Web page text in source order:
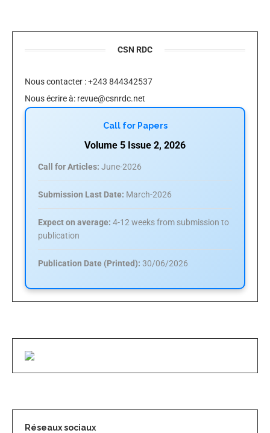
CSN RDC
Nous contacter : +243 844342537
Nous écrire à: revue@csnrdc.net
Call for Papers
Volume 5 Issue 2, 2026
Call for Articles: June-2026
Submission Last Date: March-2026
Expect on average: 4-12 weeks from submission to
publication
Publication Date (Printed): 30/06/2026
Réseaux sociaux